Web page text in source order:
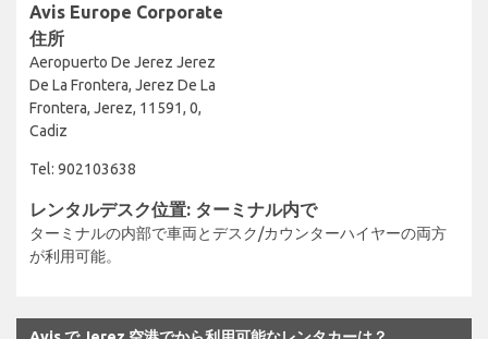
Avis Europe Corporate
住所
Aeropuerto De Jerez Jerez
De La Frontera, Jerez De La
Frontera, Jerez, 11591, 0,
Cadiz
Tel: 902103638
レンタルデスク位置: ターミナル内で
ターミナルの内部で車両とデスク/カウンターハイヤーの両方
が利用可能。